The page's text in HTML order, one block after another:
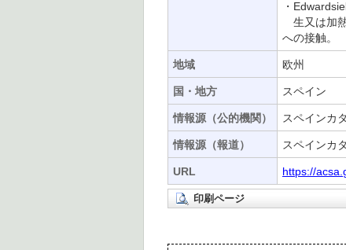
・
生又は加
への接触。
地域 欧州
国・地方 スペイン
情報源（公的機関） スペインカ
情報源（報道） スペインカ
URL https://
印刷ページ